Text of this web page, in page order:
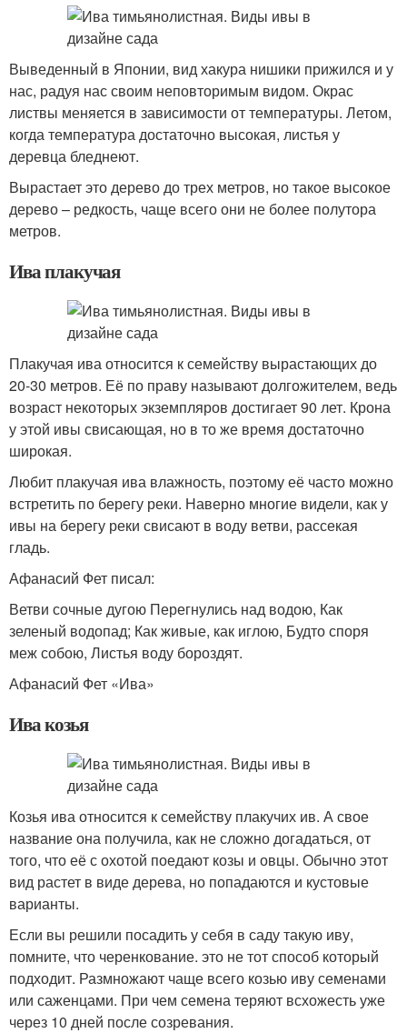
Выведенный в Японии, вид хакура нишики прижился и у
нас, радуя нас своим неповторимым видом. Окрас
листвы меняется в зависимости от температуры. Летом,
когда температура достаточно высокая, листья у
деревца бледнеют.
Вырастает это дерево до трех метров, но такое высокое
дерево – редкость, чаще всего они не более полутора
метров.
Ива плакучая
Плакучая ива относится к семейству вырастающих до
20-30 метров. Её по праву называют долгожителем, ведь
возраст некоторых экземпляров достигает 90 лет. Крона
у этой ивы свисающая, но в то же время достаточно
широкая.
Любит плакучая ива влажность, поэтому её часто можно
встретить по берегу реки. Наверно многие видели, как у
ивы на берегу реки свисают в воду ветви, рассекая
гладь.
Афанасий Фет писал:
Ветви сочные дугою Перегнулись над водою, Как
зеленый водопад; Как живые, как иглою, Будто споря
меж собою, Листья воду бороздят.
Афанасий Фет «Ива»
Ива козья
Козья ива относится к семейству плакучих ив. А свое
название она получила, как не сложно догадаться, от
того, что её с охотой поедают козы и овцы. Обычно этот
вид растет в виде дерева, но попадаются и кустовые
варианты.
Если вы решили посадить у себя в саду такую иву,
помните, что черенкование. это не тот способ который
подходит. Размножают чаще всего козью иву семенами
или саженцами. При чем семена теряют всхожесть уже
через 10 дней после созревания.